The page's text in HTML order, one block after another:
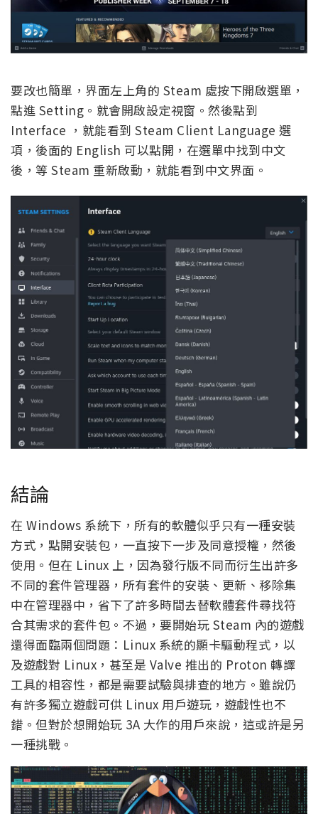
要改也簡單，界面左上角的 Steam 處按下開啟選單，
點進 Setting。就會開啟設定視窗。然後點到
Interface ，就能看到 Steam Client Language 選
項，後面的 English 可以點開，在選單中找到中文
後，等 Steam 重新啟動，就能看到中文界面。
結論
在 Windows 系統下，所有的軟體似乎只有一種安裝
方式，點開安裝包，一直按下一步及同意授權，然後
使用。但在 Linux 上，因為發行版不同而衍生出許多
不同的套件管理器，所有套件的安裝、更新、移除集
中在管理器中，省下了許多時間去替軟體套件尋找符
合其需求的套件包。不過，要開始玩 Steam 內的遊戲
還得面臨兩個問題：Linux 系統的顯卡驅動程式，以
及遊戲對 Linux，甚至是 Valve 推出的 Proton 轉譯
工具的相容性，都是需要試驗與排查的地方。雖說仍
有許多獨立遊戲可供 Linux 用戶遊玩，遊戲性也不
錯。但對於想開始玩 3A 大作的用戶來說，這或許是另
一種挑戰。